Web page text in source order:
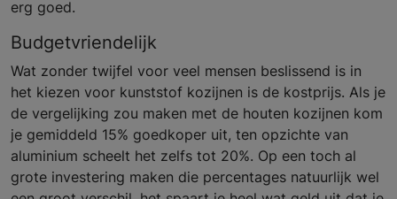
erg goed.
Budgetvriendelijk
Wat zonder twijfel voor veel mensen beslissend is in
het kiezen voor kunststof kozijnen is de kostprijs. Als je
de vergelijking zou maken met de houten kozijnen kom
je gemiddeld 15% goedkoper uit, ten opzichte van
aluminium scheelt het zelfs tot 20%. Op een toch al
grote investering maken die percentages natuurlijk wel